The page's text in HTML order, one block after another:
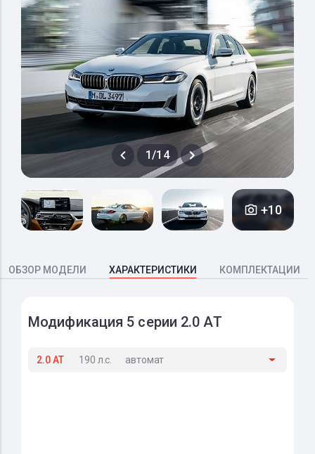
1/14
+10
ОБЗОР МОДЕЛИ ХАРАКТЕРИСТИКИ КОМПЛЕКТАЦИИ
Модификация 5 серии 2.0 AT
2.0 AT 190 л.с. автомат